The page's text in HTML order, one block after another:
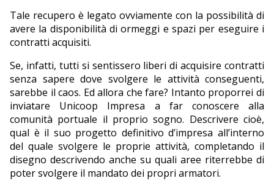
Tale recupero è legato ovviamente con la possibilità di
avere la disponibilità di ormeggi e spazi per eseguire i
contratti acquisiti.
Se, infatti, tutti si sentissero liberi di acquisire contratti
senza sapere dove svolgere le attività conseguenti,
sarebbe il caos. Ed allora che fare? Intanto proporrei di
inviatare Unicoop Impresa a far conoscere alla
comunità portuale il proprio sogno. Descrivere cioè,
qual è il suo progetto definitivo d’impresa all’interno
del quale svolgere le proprie attività, completando il
disegno descrivendo anche su quali aree riterrebbe di
poter svolgere il mandato dei propri armatori.